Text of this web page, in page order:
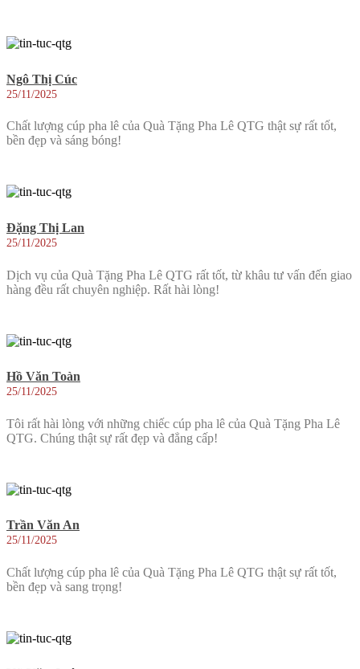
Ngô Thị Cúc
25/11/2025
Chất lượng cúp pha lê của Quà Tặng Pha Lê QTG thật sự rất tốt,
bền đẹp và sáng bóng!
Đặng Thị Lan
25/11/2025
Dịch vụ của Quà Tặng Pha Lê QTG rất tốt, từ khâu tư vấn đến giao
hàng đều rất chuyên nghiệp. Rất hài lòng!
Hồ Văn Toàn
25/11/2025
Tôi rất hài lòng với những chiếc cúp pha lê của Quà Tặng Pha Lê
QTG. Chúng thật sự rất đẹp và đẳng cấp!
Trần Văn An
25/11/2025
Chất lượng cúp pha lê của Quà Tặng Pha Lê QTG thật sự rất tốt,
bền đẹp và sang trọng!